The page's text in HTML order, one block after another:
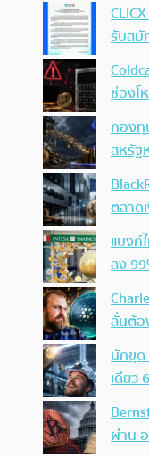
รับสมั
ช่องโ
กองทุ
สหรัฐ
ตลาด
แบงก์
ลง
ลั่นต้อ
นักขุด
เดียว
ผ่าน